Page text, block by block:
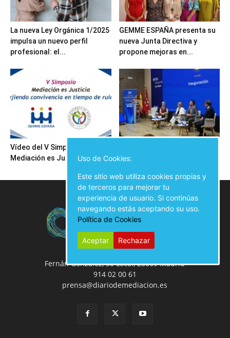
La nueva Ley Orgánica 1/2025
impulsa un nuevo perfil
profesional: el...
GEMME ESPAÑA presenta su
nueva Junta Directiva y
propone mejoras en...
Vídeo del V Simposio
Mediación es Justicia
Mediación es Justicia
Fernán González, 50 Local, 28009 Madrid
914 02 00 61
prensa@diariodemediacion.es
Uso de Cookies:
Este sitio web utiliza cookies propias y
de terceros para mejorar tu
experiencia de usuario. Si continúas
navegando estás aceptando su uso.
Política de Cookies
Aceptar Rechazar